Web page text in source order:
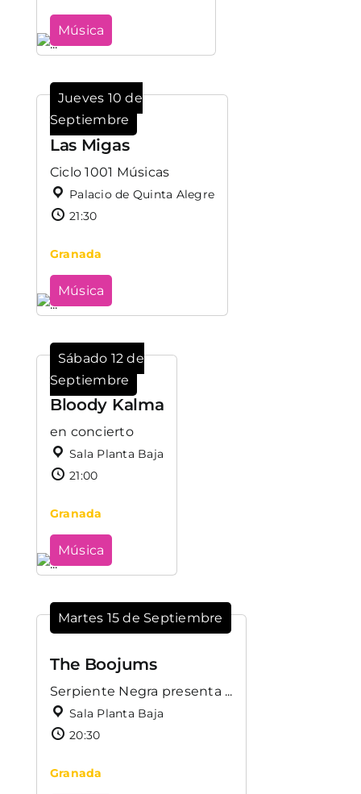
Música
Jueves 10 de
Septiembre
Las Migas
Ciclo 1001 Músicas
Palacio de Quinta Alegre
21:30
Granada
Música
Sábado 12 de
Septiembre
Bloody Kalma
en concierto
Sala Planta Baja
21:00
Granada
Música
Martes 15 de Septiembre
The Boojums
Serpiente Negra presenta ...
Sala Planta Baja
20:30
Granada